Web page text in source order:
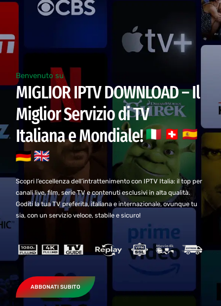
Benvenuto su
MIGLIOR IPTV DOWNLOAD – Il
Miglior Servizio di TV
Italiana e Mondiale!
Scopri l’eccellenza dell’intrattenimento con IPTV Italia: il top per
canali live, film, serie TV e contenuti esclusivi in alta qualità.
Goditi la tua TV preferita, italiana e internazionale, ovunque tu
sia, con un servizio veloce, stabile e sicuro!
ABBONATI SUBITO